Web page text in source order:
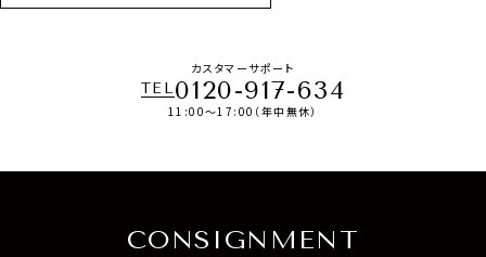
カスタマーサポート
TEL0120-917-634
11:00～17:00（年中無休）
CONSIGNMENT